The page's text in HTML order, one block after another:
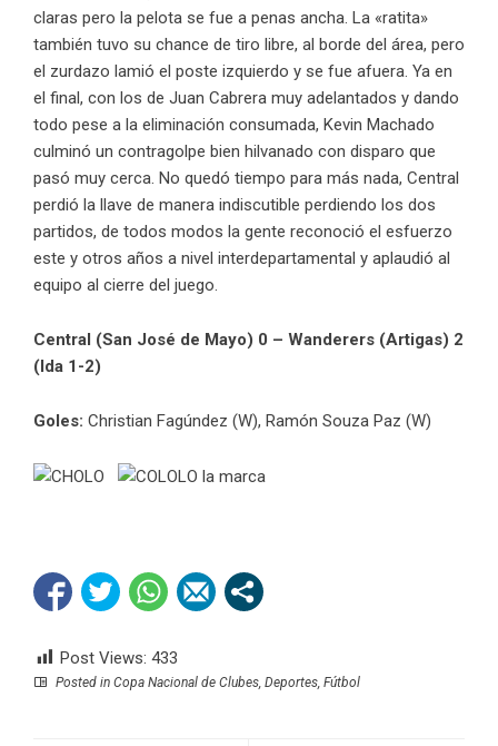
claras pero la pelota se fue a penas ancha. La «ratita»
también tuvo su chance de tiro libre, al borde del área, pero
el zurdazo lamió el poste izquierdo y se fue afuera. Ya en
el final, con los de Juan Cabrera muy adelantados y dando
todo pese a la eliminación consumada, Kevin Machado
culminó un contragolpe bien hilvanado con disparo que
pasó muy cerca. No quedó tiempo para más nada, Central
perdió la llave de manera indiscutible perdiendo los dos
partidos, de todos modos la gente reconoció el esfuerzo
este y otros años a nivel interdepartamental y aplaudió al
equipo al cierre del juego.
Central (San José de Mayo) 0 – Wanderers (Artigas) 2
(Ida 1-2)
Goles: Christian Fagúndez (W), Ramón Souza Paz (W)
Post Views: 433
Posted in Copa Nacional de Clubes Deportes Fútbol